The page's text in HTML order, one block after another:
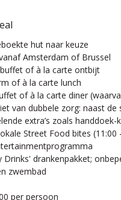
hut naar keuze
Amsterdam of Brussel
of à la carte ontbijt
of à la carte lunch
of à la carte diner
van dubbele zorg: naast
extra’s zoals
Street Food bites
drankenpakket;
zwembad
per persoon